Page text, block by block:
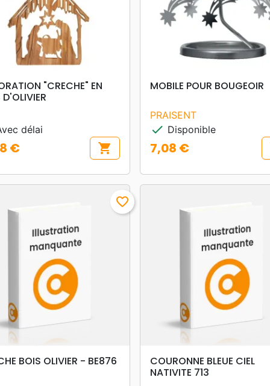
search APERÇU RAPIDE
"CRECHE" EN
délai
€ shopping_cart
searchAPERÇU RAPIDE
MOBILE POUR BOUGEOIR
PRAISENT
check Disponible
Prix
7,08 €
search APERÇU RAPIDE
favorite_border
BOIS OLIVIER - BE876 searchAPERÇU RAPIDE
COURONNE BLEUE CIEL
NATIVITE 713